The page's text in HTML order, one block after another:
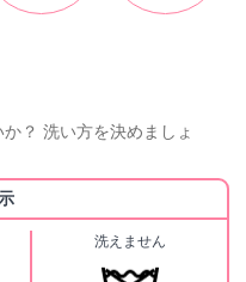
？ 洗い方を決めましょ
洗えません